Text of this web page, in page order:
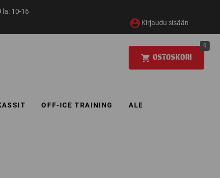
la: 10-16
Kirjaudu sisään
OSTOSKORI
0
OFF-ICE TRAINING ALE